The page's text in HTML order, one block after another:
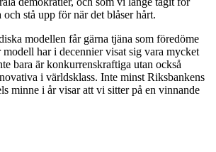
stå upp för när det blåser hårt.
modellen får gärna tjäna som föredöme
har i decennier visat sig vara mycket
bara är konkurrenskraftiga utan också
i världsklass. Inte minst Riksbankens
minne i år visar att vi sitter på en vinnande